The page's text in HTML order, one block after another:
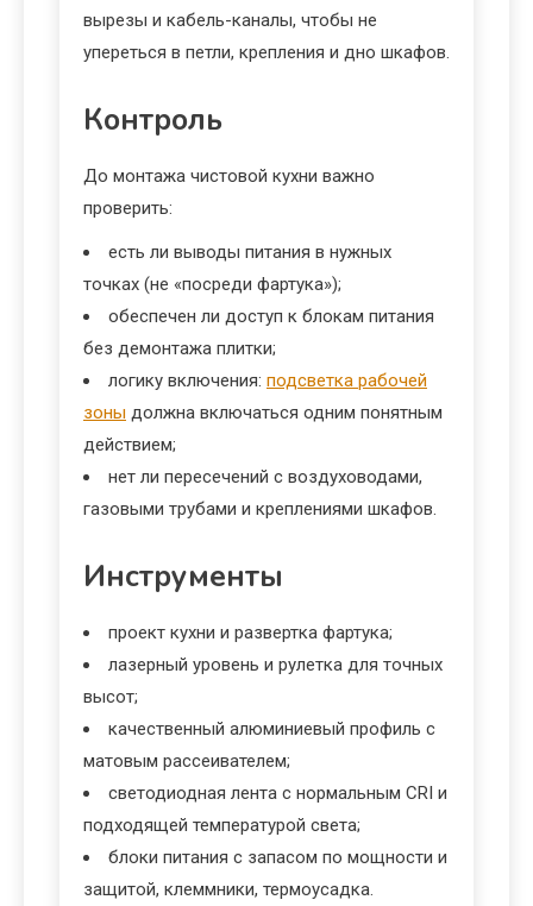
вырезы и кабель-каналы, чтобы не
упереться в петли, крепления и дно шкафов.
Контроль
До монтажа чистовой кухни важно
проверить:
есть ли выводы питания в нужных
точках (не «посреди фартука»);
обеспечен ли доступ к блокам питания
без демонтажа плитки;
логику включения: подсветка рабочей
зоны должна включаться одним понятным
действием;
нет ли пересечений с воздуховодами,
газовыми трубами и креплениями шкафов.
Инструменты
проект кухни и развертка фартука;
лазерный уровень и рулетка для точных
высот;
качественный алюминиевый профиль с
матовым рассеивателем;
светодиодная лента с нормальным CRI и
подходящей температурой света;
блоки питания с запасом по мощности и
защитой, клеммники, термоусадка.